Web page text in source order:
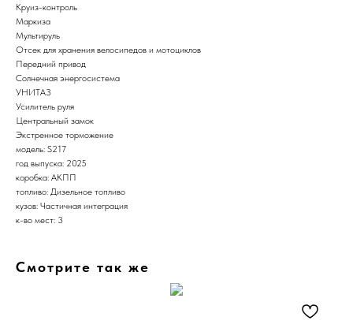
Круиз-контроль
Маркиза
Мультируль
Отсек для хранения велосипедов и мотоциклов
Передний привод
Солнечная энергосистема
УНИТАЗ
Усилитель руля
Центральный замок
Экстренное торможение
модель: S217
год выпуска: 2025
коробка: АКПП
топливо: Дизельное топливо
кузов: Частичная интеграция
к-во мест: 3
Смотрите так же